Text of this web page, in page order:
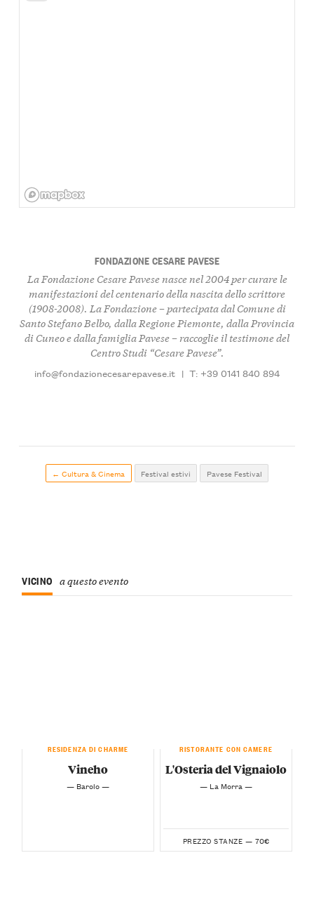
FONDAZIONE CESARE PAVESE
La Fondazione Cesare Pavese nasce nel 2004 per curare le
manifestazioni del centenario della nascita dello scrittore
(1908-2008). La Fondazione – partecipata dal Comune di
Santo Stefano Belbo, dalla Regione Piemonte, dalla Provincia
di Cuneo e dalla famiglia Pavese – raccoglie il testimone del
Centro Studi “Cesare Pavese”.
info@fondazionecesarepavese.it | T: +39 0141 840 894
← Cultura & Cinema Festival estivi Pavese Festival
VICINO a questo evento
RESIDENZA DI CHARME
Vineho
— Barolo —
RISTORANTE CON CAMERE
L'Osteria del Vignaiolo
— La Morra —
PREZZO STANZE — 70€